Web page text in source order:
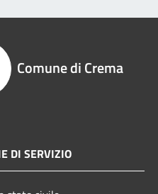
Comune di Crema
DI SERVIZIO